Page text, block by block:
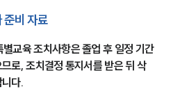
준비 자료
교육 조치사항은 졸업 후 일정 기간
로, 조치결정 통지서를 받은 뒤 삭
다.